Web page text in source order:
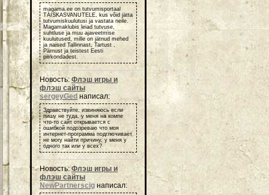
magama.ee on tutvumisportaal
TÄISKASVANUTELE, kus võid jätta
tutvumiskuulutusi ja vastata neile.
Magamaklubis leiad tutvuse,
suhtluse ja muu ajaveetmise
kuulutused, mille on jätnud mehed
ja naised Tallinnast, Tartust ,
Pärnust ja teistest Eesti
piirkondadest.
Новость: Флэш игры и
флэш сайты
sergeyGed написал:
Здравствуйте, извиняюсь если
пишу не туда, у меня на компе
что-то сайт открывается с
ошибкой подозреваю что моя
интернет-программа подглючивает
не могу найти причину, у меня у
одного так или у всех?
Новость: Флэш игры и
флэш сайты
NewPartnerscig написал: